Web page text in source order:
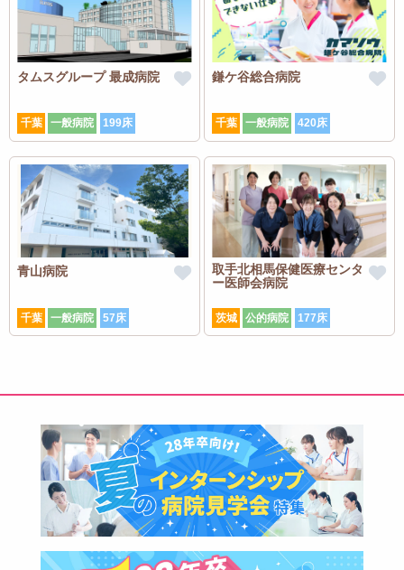
タムスグループ 最成病院
千葉 一般病院 199床
鎌ケ谷総合病院
千葉 一般病院 420床
青山病院
千葉 一般病院 57床
取手北相馬保健医療センタ
ー医師会病院
茨城 公的病院 177床